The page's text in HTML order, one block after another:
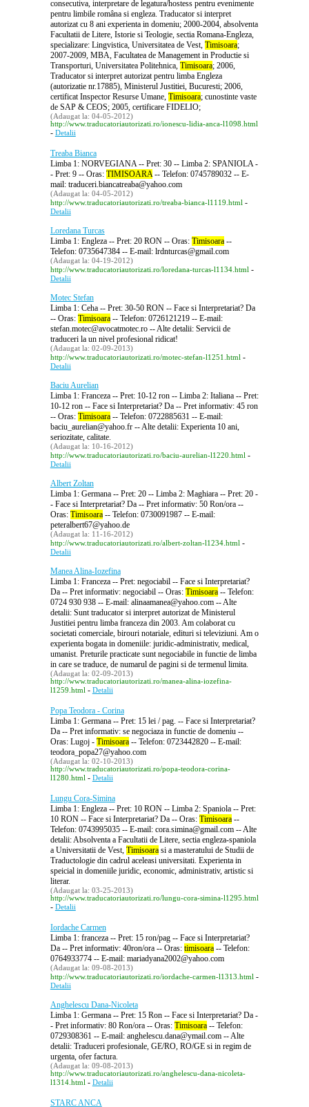
consecutiva, interpretare de legatura/hostess pentru evenimente
pentru limbile româna si engleza. Traducator si interpret
autorizat cu 8 ani experienta in domeniu; 2000-2004, absolventa
Facultatii de Litere, Istorie si Teologie, sectia Romana-Engleza,
specializare: Lingvistica, Universitatea de Vest, Timisoara;
2007-2009, MBA, Facultatea de Management in Productie si
Transporturi, Universitatea Politehnica, Timisoara; 2006,
Traducator si interpret autorizat pentru limba Engleza
(autorizatie nr.17885), Ministerul Justitiei, Bucuresti; 2006,
certificat Inspector Resurse Umane, Timisoara; cunostinte vaste
de SAP & CEOS; 2005, certificare FIDELIO;
(Adaugat la: 04-05-2012)
http://www.traducatoriautorizati.ro/ionescu-lidia-anca-l1098.html
- Detalii
Treaba Bianca
Limba 1: NORVEGIANA -- Pret: 30 -- Limba 2: SPANIOLA -
- Pret: 9 -- Oras: TIMISOARA-- Telefon: 0745789032 -- E-
mail: traduceri.biancatreaba@yahoo.com
(Adaugat la: 04-05-2012)
http://www.traducatoriautorizati.ro/treaba-bianca-l1119.html-
Detalii
Loredana Turcas
Limba 1: Engleza -- Pret: 20 RON -- Oras: Timisoara--
Telefon: 0735647384 -- E-mail: lrdnturcas@gmail.com
(Adaugat la: 04-19-2012)
http://www.traducatoriautorizati.ro/loredana-turcas-l1134.html-
Detalii
Motec Stefan
Limba 1: Ceha -- Pret: 30-50 RON -- Face si Interpretariat? Da
-- Oras: Timisoara-- Telefon: 0726121219 -- E-mail:
stefan.motec@avocatmotec.ro -- Alte detalii: Servicii de
traduceri la un nivel profesional ridicat!
(Adaugat la: 02-09-2013)
http://www.traducatoriautorizati.ro/motec-stefan-l1251.html-
Detalii
Baciu Aurelian
Limba 1: Franceza -- Pret: 10-12 ron -- Limba 2: Italiana -- Pret:
10-12 ron -- Face si Interpretariat? Da -- Pret informativ: 45 ron
-- Oras: Timisoara-- Telefon: 0722885631 -- E-mail:
baciu_aurelian@yahoo.fr -- Alte detalii: Experienta 10 ani,
seriozitate, calitate.
(Adaugat la: 10-16-2012)
http://www.traducatoriautorizati.ro/baciu-aurelian-l1220.html-
Detalii
Albert Zoltan
Limba 1: Germana -- Pret: 20 -- Limba 2: Maghiara -- Pret: 20 -
- Face si Interpretariat? Da -- Pret informativ: 50 Ron/ora --
Oras: Timisoara-- Telefon: 0730091987 -- E-mail:
peteralbert67@yahoo.de
(Adaugat la: 11-16-2012)
http://www.traducatoriautorizati.ro/albert-zoltan-l1234.html-
Detalii
Manea Alina-Iozefina
Limba 1: Franceza -- Pret: negociabil -- Face si Interpretariat?
Da -- Pret informativ: negociabil -- Oras: Timisoara-- Telefon:
0724 930 938 -- E-mail: alinaamanea@yahoo.com -- Alte
detalii: Sunt traducator si interpret autorizat de Ministerul
Justitiei pentru limba franceza din 2003. Am colaborat cu
societati comerciale, birouri notariale, edituri si televiziuni. Am o
experienta bogata in domeniile: juridic-administrativ, medical,
umanist. Preturile practicate sunt negociabile in functie de limba
in care se traduce, de numarul de pagini si de termenul limita.
(Adaugat la: 02-09-2013)
http://www.traducatoriautorizati.ro/manea-alina-iozefina-
l1259.html- Detalii
Popa Teodora - Corina
Limba 1: Germana -- Pret: 15 lei / pag. -- Face si Interpretariat?
Da -- Pret informativ: se negociaza in functie de domeniu --
Oras: Lugoj - Timisoara-- Telefon: 0723442820 -- E-mail:
teodora_popa27@yahoo.com
(Adaugat la: 02-10-2013)
http://www.traducatoriautorizati.ro/popa-teodora-corina-
l1280.html- Detalii
Lungu Cora-Simina
Limba 1: Engleza -- Pret: 10 RON -- Limba 2: Spaniola -- Pret:
10 RON -- Face si Interpretariat? Da -- Oras: Timisoara--
Telefon: 0743995035 -- E-mail: cora.simina@gmail.com -- Alte
detalii: Absolventa a Facultatii de Litere, sectia engleza-spaniola
a Universitatii de Vest, Timisoarasi a masteratului de Studii de
Traductologie din cadrul aceleasi universitati. Experienta in
speicial in domeniile juridic, economic, administrativ, artistic si
literar.
(Adaugat la: 03-25-2013)
http://www.traducatoriautorizati.ro/lungu-cora-simina-l1295.html
- Detalii
Iordache Carmen
Limba 1: franceza -- Pret: 15 ron/pag -- Face si Interpretariat?
Da -- Pret informativ: 40ron/ora -- Oras: timisoara-- Telefon:
0764933774 -- E-mail: mariadyana2002@yahoo.com
(Adaugat la: 09-08-2013)
http://www.traducatoriautorizati.ro/iordache-carmen-l1313.html-
Detalii
Anghelescu Dana-Nicoleta
Limba 1: Germana -- Pret: 15 Ron -- Face si Interpretariat? Da -
- Pret informativ: 80 Ron/ora -- Oras: Timisoara-- Telefon:
0729308361 -- E-mail: anghelescu.dana@ymail.com -- Alte
detalii: Traduceri profesionale, GE/RO, RO/GE si in regim de
urgenta, ofer factura.
(Adaugat la: 09-08-2013)
http://www.traducatoriautorizati.ro/anghelescu-dana-nicoleta-
l1314.html- Detalii
STARC ANCA